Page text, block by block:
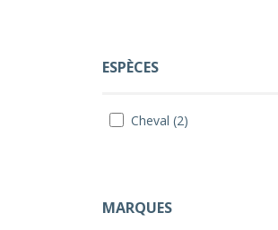
ESPÈCES
Cheval (2)
MARQUES